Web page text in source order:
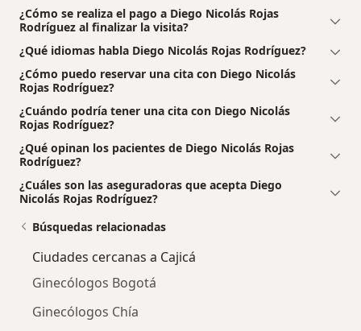
¿Cómo se realiza el pago a Diego Nicolás Rojas
Rodríguez al finalizar la visita?
¿Qué idiomas habla Diego Nicolás Rojas Rodríguez?
¿Cómo puedo reservar una cita con Diego Nicolás
Rojas Rodríguez?
¿Cuándo podría tener una cita con Diego Nicolás
Rojas Rodríguez?
¿Qué opinan los pacientes de Diego Nicolás Rojas
Rodríguez?
¿Cuáles son las aseguradoras que acepta Diego
Nicolás Rojas Rodríguez?
Búsquedas relacionadas
Ciudades cercanas a Cajicá
Ginecólogos Bogotá
Ginecólogos Chía